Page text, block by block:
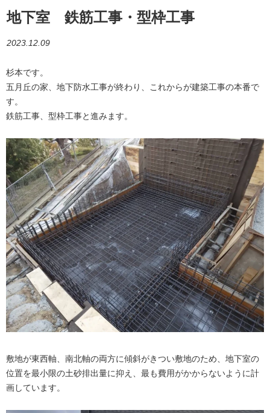
地下室 鉄筋工事・型枠工事
2023.12.09
杉本です。
五月丘の家、地下防水工事が終わり、これからが建築工事の本番で
す。
鉄筋工事、型枠工事と進みます。
敷地が東西軸、南北軸の両方に傾斜がきつい敷地のため、地下室の
位置を最小限の土砂排出量に抑え、最も費用がかからないように計
画しています。